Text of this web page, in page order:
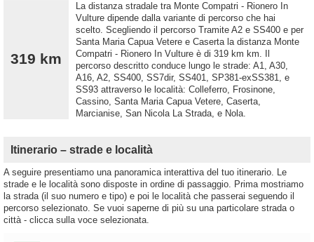
319 km
La distanza stradale tra Monte Compatri - Rionero In
Vulture dipende dalla variante di percorso che hai
scelto. Scegliendo il percorso Tramite A2 e SS400 e per
Santa Maria Capua Vetere e Caserta la distanza Monte
Compatri - Rionero In Vulture è di 319 km km. Il
percorso descritto conduce lungo le strade: A1, A30,
A16, A2, SS400, SS7dir, SS401, SP381-exSS381, e
SS93 attraverso le località: Colleferro, Frosinone,
Cassino, Santa Maria Capua Vetere, Caserta,
Marcianise, San Nicola La Strada, e Nola.
Itinerario – strade e località
A seguire presentiamo una panoramica interattiva del tuo itinerario. Le
strade e le località sono disposte in ordine di passaggio. Prima mostriamo
la strada (il suo numero e tipo) e poi le località che passerai seguendo il
percorso selezionato. Se vuoi saperne di più su una particolare strada o
città - clicca sulla voce selezionata.